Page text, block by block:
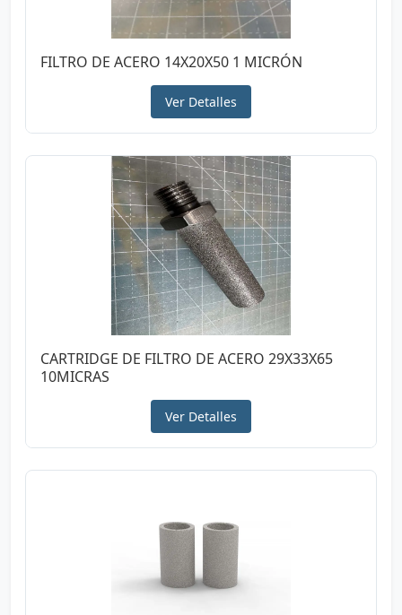
FILTRO DE ACERO 14X20X50 1 MICRÓN
Ver Detalles
CARTRIDGE DE FILTRO DE ACERO 29X33X65
10MICRAS
Ver Detalles